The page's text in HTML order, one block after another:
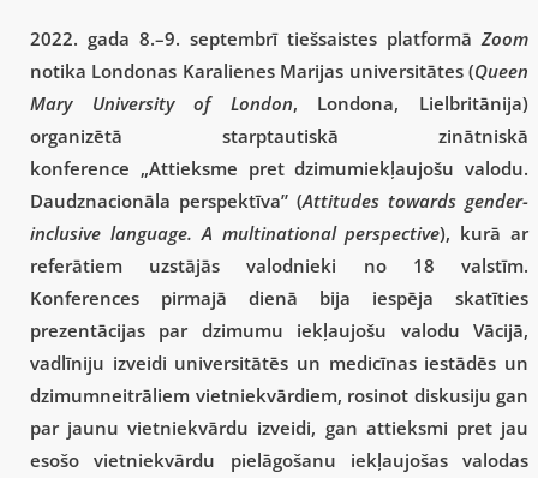
2022. gada 8.–9. septembrī tiešsaistes platformā Zoom
notika Londonas Karalienes Marijas universitātes (Queen
Mary University of London, Londona, Lielbritānija)
organizētā starptautiskā zinātniskā
konference „Attieksme pret dzimumiekļaujošu valodu.
Daudznacionāla perspektīva” (Attitudes towards gender-
inclusive language. A multinational perspective), kurā ar
referātiem uzstājās valodnieki no 18 valstīm.
Konferences pirmajā dienā bija iespēja skatīties
prezentācijas par dzimumu iekļaujošu valodu Vācijā,
vadlīniju izveidi universitātēs un medicīnas iestādēs un
dzimumneitrāliem vietniekvārdiem, rosinot diskusiju gan
par jaunu vietniekvārdu izveidi, gan attieksmi pret jau
esošo vietniekvārdu pielāgošanu iekļaujošas valodas